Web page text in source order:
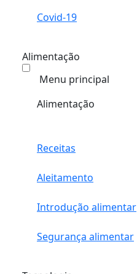
Covid-19
Alimentação
Menu principal
Alimentação
Receitas
Aleitamento
Introdução alimentar
Segurança alimentar